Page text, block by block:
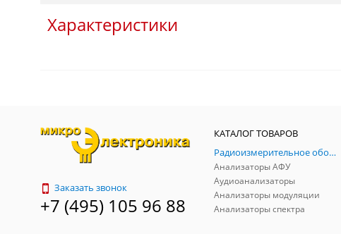
Характеристики
Заказать звонок
+7 (495) 105 96 88
КАТАЛОГ ТОВАРОВ
Радиоизмерительное оборудование
Анализаторы АФУ
Аудиоанализаторы
Анализаторы модуляции
Анализаторы спектра